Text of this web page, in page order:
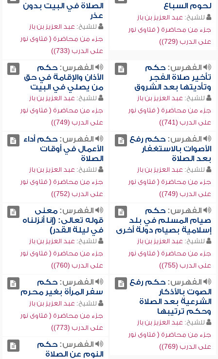
لحوم السباع
للشيخ: عبد العزيز بن باز
جزء من محاضرة ( فتاوى نور
على الدرب (729))
الصلاة في البيت بدون
عذر
للشيخ: عبد العزيز بن باز
جزء من محاضرة ( فتاوى نور
على الدرب (733))
الفهرس:حكم
تأخير صلاة الفجر
وتأديتها بعد الشروق
للشيخ: عبد العزيز بن باز
جزء من محاضرة ( فتاوى نور
على الدرب (741))
الفهرس:حكم
الأذان والإقامة في حق
من يصلي في البيت
للشيخ: عبد العزيز بن باز
جزء من محاضرة ( فتاوى نور
على الدرب (749))
الفهرس:حكم رفع
الأصوات بالاستغفار
بعد الصلاة
للشيخ: عبد العزيز بن باز
جزء من محاضرة ( فتاوى نور
على الدرب (749))
الفهرس:حكم أداء
الأعمال في أوقات
الصلاة
للشيخ: عبد العزيز بن باز
جزء من محاضرة ( فتاوى نور
على الدرب (752))
الفهرس:حكم
صيام المسلم في بلد
إسلامية بصيام دولة أخرى
للشيخ: عبد العزيز بن باز
جزء من محاضرة ( فتاوى نور
على الدرب (755))
الفهرس:معنى
قوله تعالى: (إنا أنزلناه
في ليلة القدر)
للشيخ: عبد العزيز بن باز
جزء من محاضرة ( فتاوى نور
على الدرب (760))
الفهرس:حكم رفع
الصوت بالأذكار
الشرعية بعد الصلاة
وحكم ترتيبها
للشيخ: عبد العزيز بن باز
جزء من محاضرة ( فتاوى نور
على الدرب (769))
الفهرس:حكم
سفر المرأة بغير محرم
للشيخ: عبد العزيز بن باز
جزء من محاضرة ( فتاوى نور
على الدرب (773))
الفهرس:حكم
النوم عن الصلاة